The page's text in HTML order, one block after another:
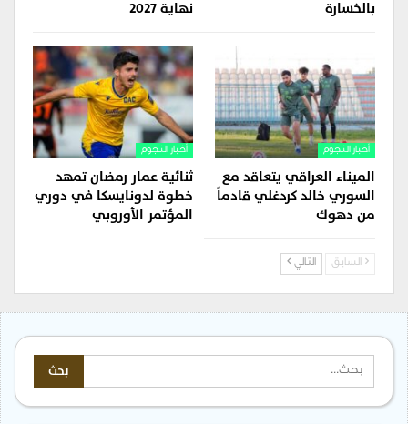
بالخسارة
نهاية 2027
أخبار النجوم
الميناء العراقي يتعاقد مع
السوري خالد كردغلي قادماً
من دهوك
أخبار النجوم
ثنائية عمار رمضان تمهد
خطوة لدونايسكا في دوري
المؤتمر الأوروبي
السابق التالي